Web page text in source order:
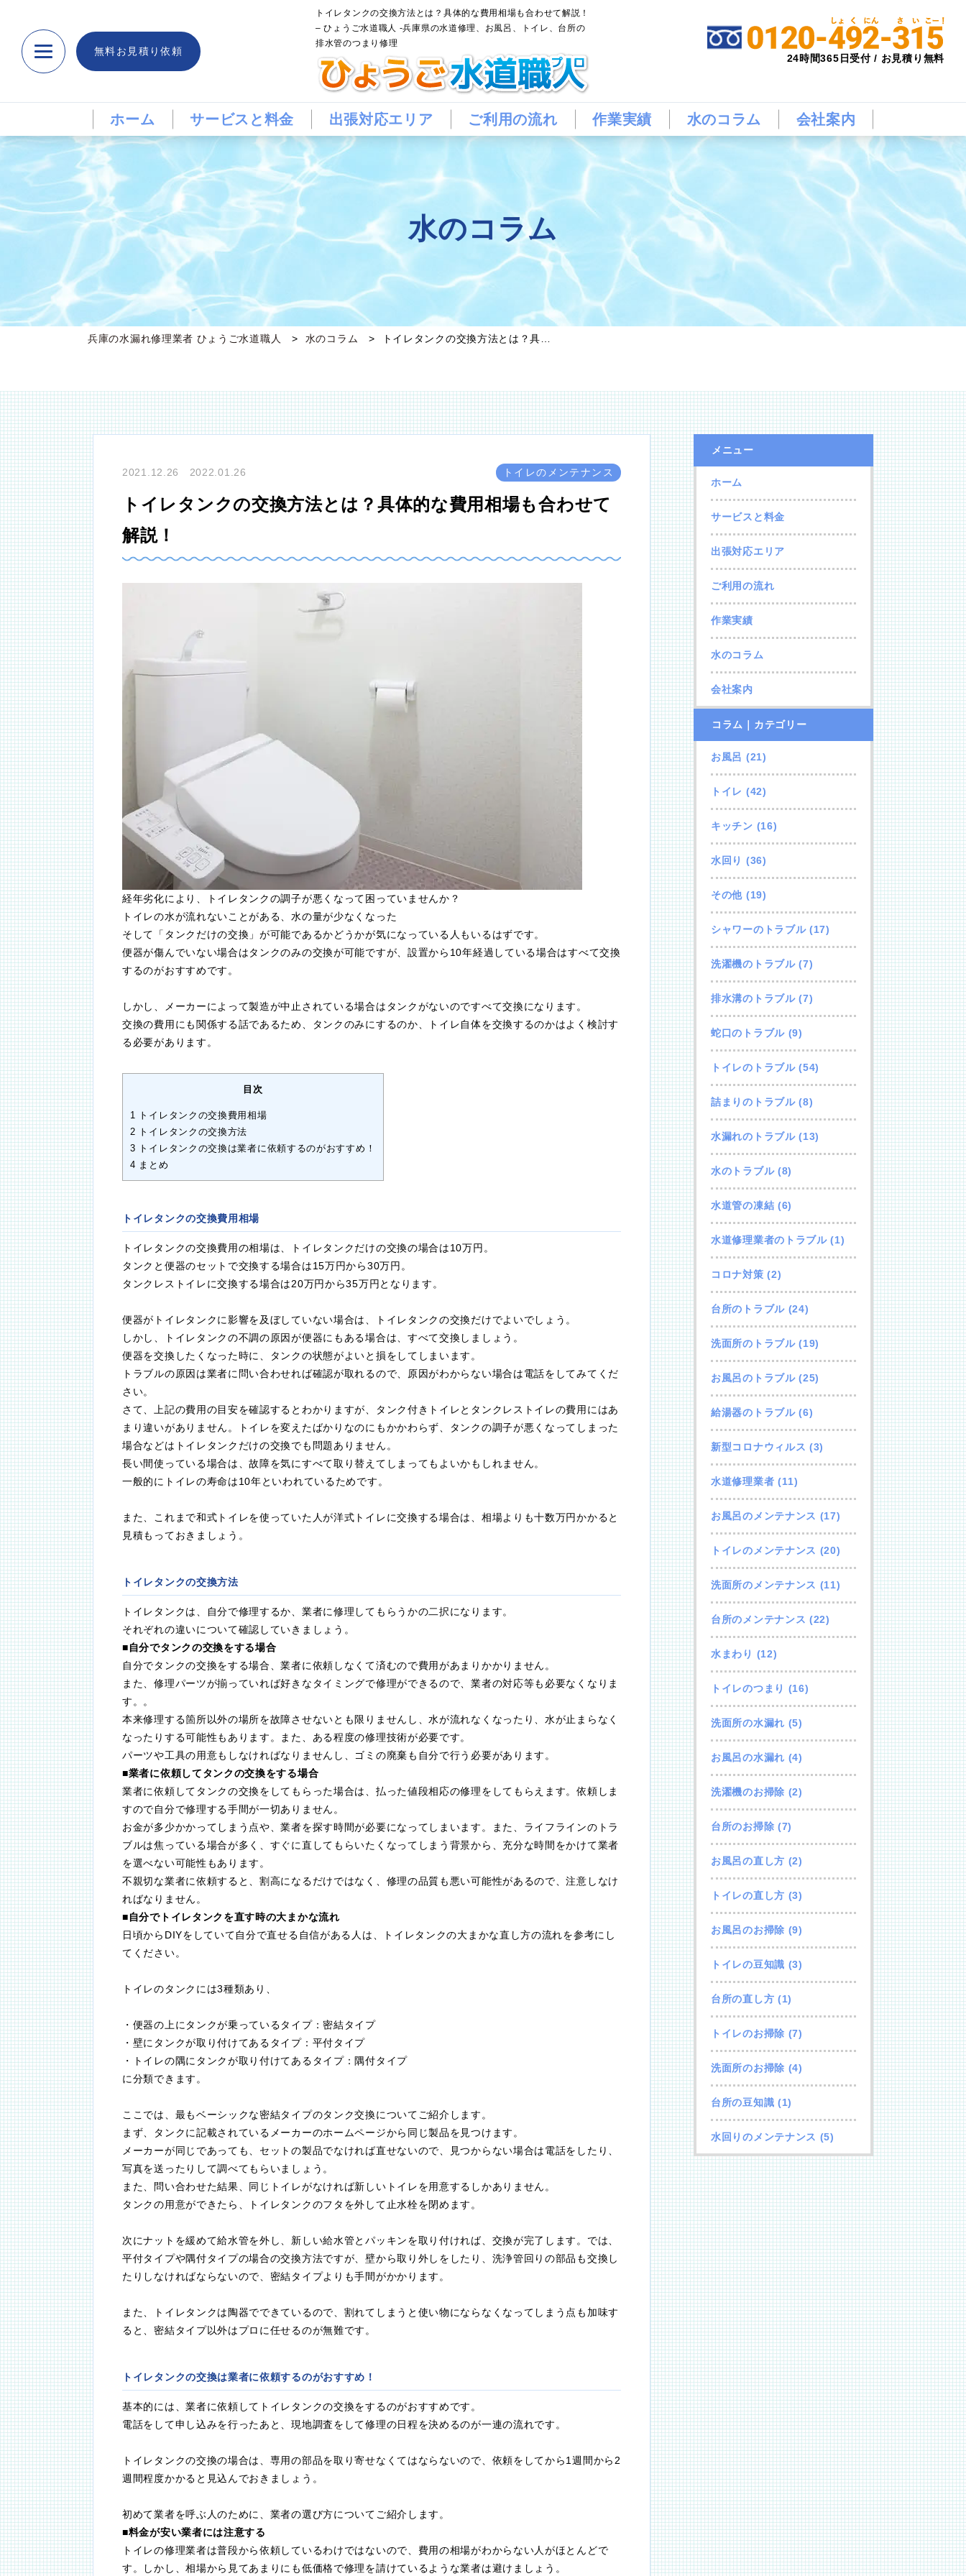
無料お見積り依頼
トイレタンクの交換方法とは？具体的な費用相場も合わせて解説！
– ひょうご水道職人 -兵庫県の水道修理、お風呂、トイレ、台所の
排水管のつまり修理
24時間365日受付 / お見積り無料
ホーム サービスと料金 出張対応エリア ご利用の流れ 作業実績 水のコラム 会社案内
水のコラム
兵庫の水漏れ修理業者 ひょうご水道職人 水のコラム トイレタンクの交換方法とは？具…
2021.12.26 2022.01.26 トイレのメンテナンス
トイレタンクの交換方法とは？具体的な費用相場も合わせて
解説！
経年劣化により、トイレタンクの調子が悪くなって困っていませんか？
トイレの水が流れないことがある、水の量が少なくなった
そして「タンクだけの交換」が可能であるかどうかが気になっている人もいるはずです。
便器が傷んでいない場合はタンクのみの交換が可能ですが、設置から10年経過している場合はすべて交換
するのがおすすめです。
しかし、メーカーによって製造が中止されている場合はタンクがないのですべて交換になります。
交換の費用にも関係する話であるため、タンクのみにするのか、トイレ自体を交換するのかはよく検討す
る必要があります。
目次
1 トイレタンクの交換費用相場
2 トイレタンクの交換方法
3 トイレタンクの交換は業者に依頼するのがおすすめ！
4 まとめ
トイレタンクの交換費用相場
トイレタンクの交換費用の相場は、トイレタンクだけの交換の場合は10万円。
タンクと便器のセットで交換する場合は15万円から30万円。
タンクレストイレに交換する場合は20万円から35万円となります。
便器がトイレタンクに影響を及ぼしていない場合は、トイレタンクの交換だけでよいでしょう。
しかし、トイレタンクの不調の原因が便器にもある場合は、すべて交換しましょう。
便器を交換したくなった時に、タンクの状態がよいと損をしてしまいます。
トラブルの原因は業者に問い合わせれば確認が取れるので、原因がわからない場合は電話をしてみてくだ
さい。
さて、上記の費用の目安を確認するとわかりますが、タンク付きトイレとタンクレストイレの費用にはあ
まり違いがありません。トイレを変えたばかりなのにもかかわらず、タンクの調子が悪くなってしまった
場合などはトイレタンクだけの交換でも問題ありません。
長い間使っている場合は、故障を気にすべて取り替えてしまってもよいかもしれません。
一般的にトイレの寿命は10年といわれているためです。
また、これまで和式トイレを使っていた人が洋式トイレに交換する場合は、相場よりも十数万円かかると
見積もっておきましょう。
トイレタンクの交換方法
トイレタンクは、自分で修理するか、業者に修理してもらうかの二択になります。
それぞれの違いについて確認していきましょう。
■自分でタンクの交換をする場合
自分でタンクの交換をする場合、業者に依頼しなくて済むので費用があまりかかりません。
また、修理パーツが揃っていれば好きなタイミングで修理ができるので、業者の対応等も必要なくなりま
す。。
本来修理する箇所以外の場所を故障させないとも限りませんし、水が流れなくなったり、水が止まらなく
なったりする可能性もあります。また、ある程度の修理技術が必要です。
パーツや工具の用意もしなければなりませんし、ゴミの廃棄も自分で行う必要があります。
■業者に依頼してタンクの交換をする場合
業者に依頼してタンクの交換をしてもらった場合は、払った値段相応の修理をしてもらえます。依頼しま
すので自分で修理する手間が一切ありません。
お金が多少かかってしまう点や、業者を探す時間が必要になってしまいます。また、ライフラインのトラ
ブルは焦っている場合が多く、すぐに直してもらいたくなってしまう背景から、充分な時間をかけて業者
を選べない可能性もあります。
不親切な業者に依頼すると、割高になるだけではなく、修理の品質も悪い可能性があるので、注意しなけ
ればなりません。
■自分でトイレタンクを直す時の大まかな流れ
日頃からDIYをしていて自分で直せる自信がある人は、トイレタンクの大まかな直し方の流れを参考にし
てください。
トイレのタンクには3種類あり、
・便器の上にタンクが乗っているタイプ：密結タイプ
・壁にタンクが取り付けてあるタイプ：平付タイプ
・トイレの隅にタンクが取り付けてあるタイプ：隅付タイプ
に分類できます。
ここでは、最もベーシックな密結タイプのタンク交換についてご紹介します。
まず、タンクに記載されているメーカーのホームページから同じ製品を見つけます。
メーカーが同じであっても、セットの製品でなければ直せないので、見つからない場合は電話をしたり、
写真を送ったりして調べてもらいましょう。
また、問い合わせた結果、同じトイレがなければ新しいトイレを用意するしかありません。
タンクの用意ができたら、トイレタンクのフタを外して止水栓を閉めます。
次にナットを緩めて給水管を外し、新しい給水管とパッキンを取り付ければ、交換が完了します。では、
平付タイプや隅付タイプの場合の交換方法ですが、壁から取り外しをしたり、洗浄管回りの部品も交換し
たりしなければならないので、密結タイプよりも手間がかかります。
また、トイレタンクは陶器でできているので、割れてしまうと使い物にならなくなってしまう点も加味す
ると、密結タイプ以外はプロに任せるのが無難です。
トイレタンクの交換は業者に依頼するのがおすすめ！
基本的には、業者に依頼してトイレタンクの交換をするのがおすすめです。
電話をして申し込みを行ったあと、現地調査をして修理の日程を決めるのが一連の流れです。
トイレタンクの交換の場合は、専用の部品を取り寄せなくてはならないので、依頼をしてから1週間から2
週間程度かかると見込んでおきましょう。
初めて業者を呼ぶ人のために、業者の選び方についてご紹介します。
■料金が安い業者には注意する
トイレの修理業者は普段から依頼しているわけではないので、費用の相場がわからない人がほとんどで
す。しかし、相場から見てあまりにも低価格で修理を請けているような業者は避けましょう。
メニュー
ホーム
サービスと料金
出張対応エリア
ご利用の流れ
作業実績
水のコラム
会社案内
コラム｜カテゴリー
お風呂 (21)
トイレ (42)
キッチン (16)
水回り (36)
その他 (19)
シャワーのトラブル(17)
洗濯機のトラブル(7)
排水溝のトラブル(7)
蛇口のトラブル(9)
トイレのトラブル(54)
詰まりのトラブル(8)
水漏れのトラブル(13)
水のトラブル(8)
水道管の凍結 (6)
水道修理業者のトラブル(1)
コロナ対策 (2)
台所のトラブル(24)
洗面所のトラブル(19)
お風呂のトラブル(25)
給湯器のトラブル(6)
新型コロナウィルス (3)
水道修理業者 (11)
お風呂のメンテナンス (17)
トイレのメンテナンス (20)
洗面所のメンテナンス (11)
台所のメンテナンス (22)
水まわり (12)
トイレのつまり (16)
洗面所の水漏れ (5)
お風呂の水漏れ (4)
洗濯機のお掃除 (2)
台所のお掃除 (7)
お風呂の直し方 (2)
トイレの直し方 (3)
お風呂のお掃除 (9)
トイレの豆知識 (3)
台所の直し方 (1)
トイレのお掃除 (7)
洗面所のお掃除 (4)
台所の豆知識 (1)
水回りのメンテナンス (5)